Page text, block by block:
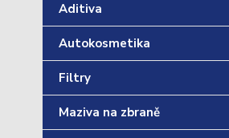
Aditiva
Autokosmetika
Filtry
Maziva na zbraně